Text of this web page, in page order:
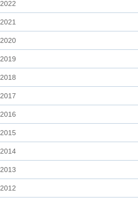
2022
2021
2020
2019
2018
2017
2016
2015
2014
2013
2012